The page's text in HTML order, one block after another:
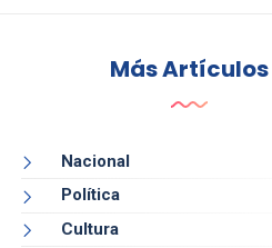
Más Artículos
Nacional
Política
Cultura